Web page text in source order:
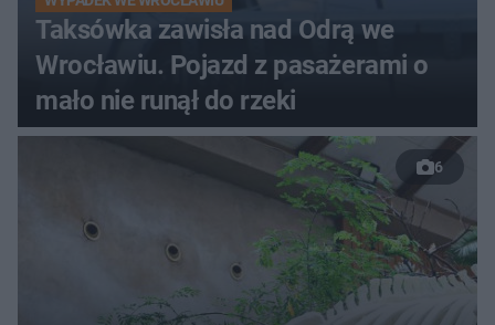
Taksówka zawisła nad Odrą we
Wrocławiu. Pojazd z pasażerami o
mało nie runął do rzeki
6